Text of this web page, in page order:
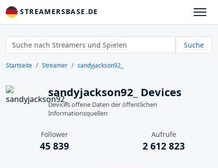
STREAMERSBASE.DE
Suche
Startseite Streamer sandyjackson92_
sandyjackson92_ Devices
Devices offene Daten der öffentlichen
Informationsquellen
Follower
45 839
Aufrufe
2 612 823